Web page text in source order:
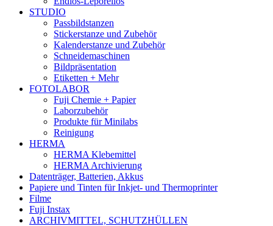
STUDIO
Passbildstanzen
Stickerstanze und Zubehör
Kalenderstanze und Zubehör
Schneidemaschinen
Bildpräsentation
Etiketten + Mehr
FOTOLABOR
Fuji Chemie + Papier
Laborzubehör
Produkte für Minilabs
Reinigung
HERMA
HERMA Klebemittel
HERMA Archivierung
Datenträger, Batterien, Akkus
Papiere und Tinten für Inkjet- und Thermoprinter
Filme
Fuji Instax
ARCHIVMITTEL, SCHUTZHÜLLEN